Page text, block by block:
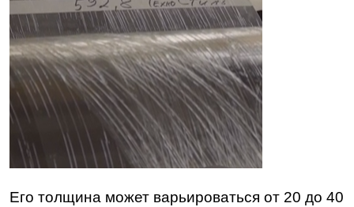
Его толщина может варьироваться от 20 до 40